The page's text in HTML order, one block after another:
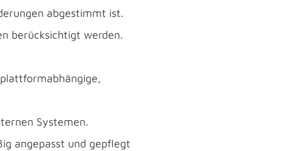
abgestimmt ist.
berücksichtigt werden.
Systemen.
angepasst und gepflegt